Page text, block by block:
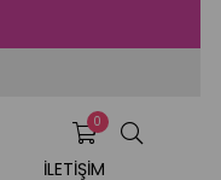
0
İLETİŞİM